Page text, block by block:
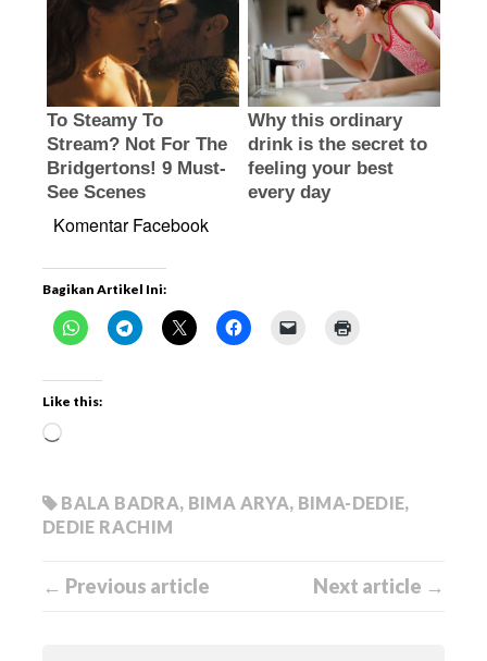
Komentar Facebook
Bagikan Artikel Ini:
Like this:
BALA BADRA, BIMA ARYA, BIMA-DEDIE,
DEDIE RACHIM
← Previous article Next article →